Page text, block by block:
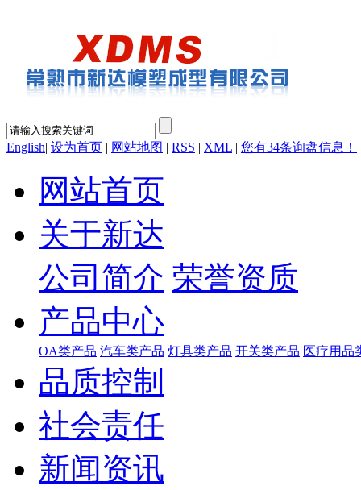
English| 设为首页 | 网站地图 | RSS | XML | 您有34条询盘信息！
网站首页
关于新达
公司简介 荣誉资质
产品中心
OA类产品 汽车类产品 灯具类产品 开关类产品 医疗用品
品质控制
社会责任
新闻资讯